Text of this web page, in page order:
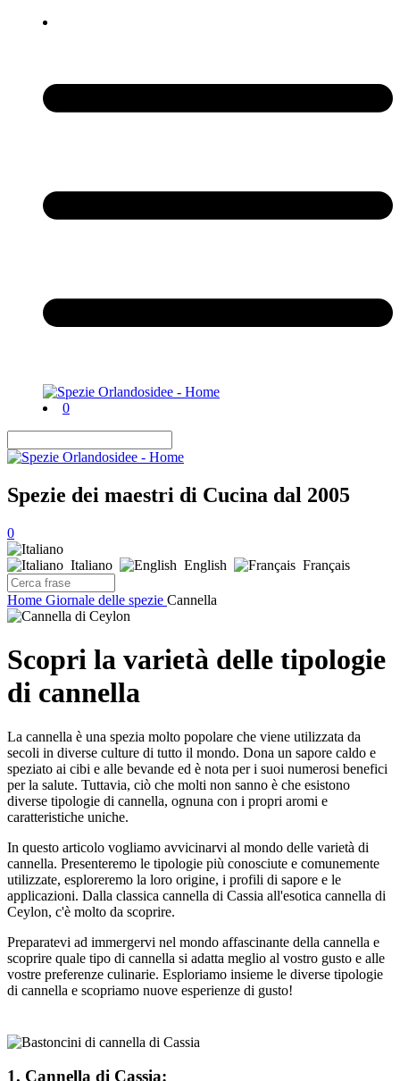
0
Spezie dei maestri di Cucina dal 2005
0
Italiano English Français
Home Giornale delle spezie Cannella
Scopri la varietà delle tipologie
di cannella
La cannella è una spezia molto popolare che viene utilizzata da
secoli in diverse culture di tutto il mondo. Dona un sapore caldo e
speziato ai cibi e alle bevande ed è nota per i suoi numerosi benefici
per la salute. Tuttavia, ciò che molti non sanno è che esistono
diverse tipologie di cannella, ognuna con i propri aromi e
caratteristiche uniche.
In questo articolo vogliamo avvicinarvi al mondo delle varietà di
cannella. Presenteremo le tipologie più conosciute e comunemente
utilizzate, esploreremo la loro origine, i profili di sapore e le
applicazioni. Dalla classica cannella di Cassia all'esotica cannella di
Ceylon, c'è molto da scoprire.
Preparatevi ad immergervi nel mondo affascinante della cannella e
scoprire quale tipo di cannella si adatta meglio al vostro gusto e alle
vostre preferenze culinarie. Esploriamo insieme le diverse tipologie
di cannella e scopriamo nuove esperienze di gusto!
1. Cannella di Cassia: